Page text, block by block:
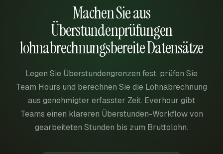
Machen Sie aus
Überstundenprüfungen
lohnabrechnungsbereite Datensätze
Legen Sie Überstundengrenzen fest, prüfen Sie
Team Hours und berechnen Sie die Lohnabrechnung
aus genehmigter erfasster Zeit. Everhour gibt
Teams einen klareren Überstunden-Workflow von
gearbeiteten Stunden bis zum Bruttolohn.